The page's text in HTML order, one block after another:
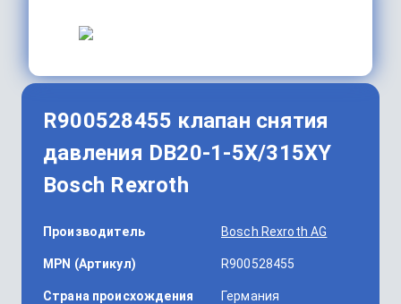
R900528455 клапан снятия
давления DB20-1-5X/315XY
Bosch Rexroth
Производитель Bosch Rexroth AG
MPN (Артикул) R900528455
Страна происхождения Германия